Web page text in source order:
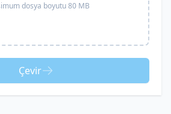
dosya boyutu 80 MB
Çevir